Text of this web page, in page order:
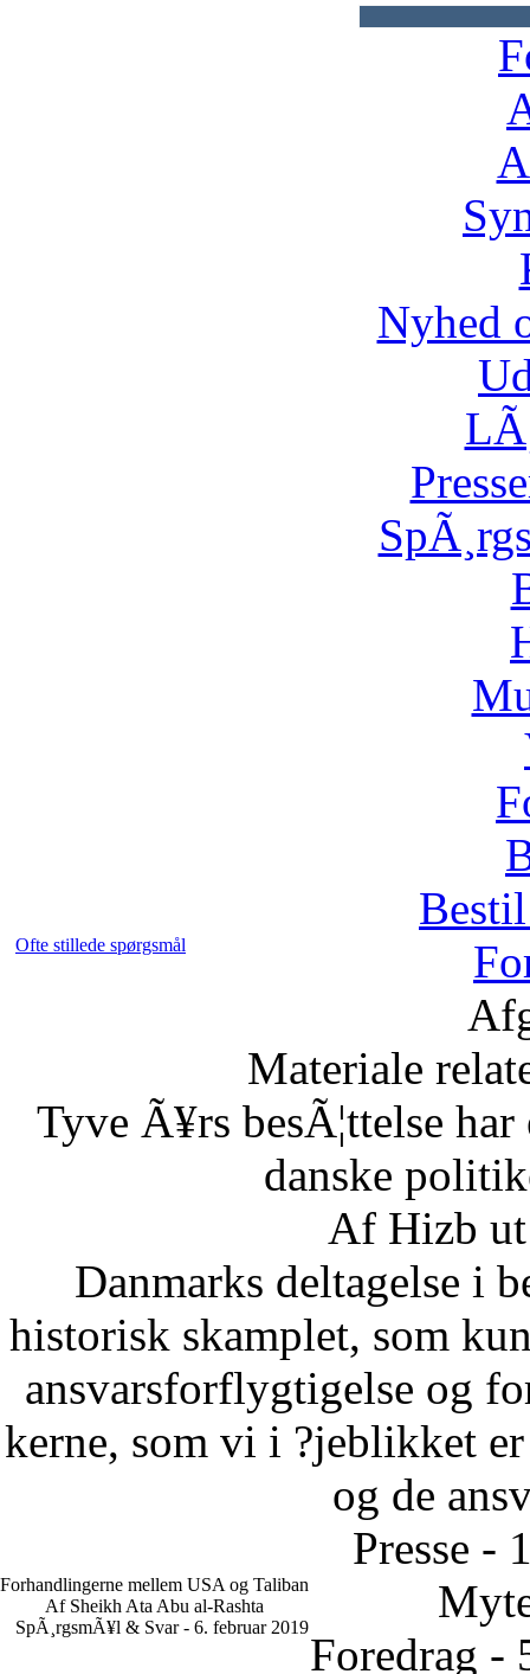
Nyhed
Ofte stillede spørgsmål
Materiale
Tyve Ã¥rs besÃ¦ttelse
danske
Af Hizb
Danmarks deltagelse i
historisk skamplet, som
ansvarsforflygtigelse og
kerne, som vi i ?jeblikket
og de
Presse -
Forhandlingerne mellem USA og Taliban
Af Sheikh Ata Abu al-Rashta
SpÃ¸rgsmÃ¥l & Svar - 6. februar 2019
Foredrag -